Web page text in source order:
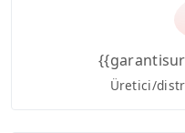
Üretici/